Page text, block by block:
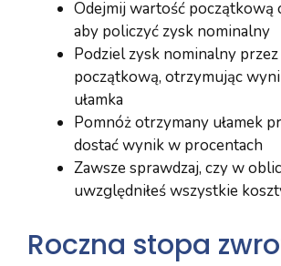
Odejmij wartość początkową
aby policzyć zysk nominalny
Podziel zysk nominalny
początkową, otrzymując
ułamka
Pomnóż otrzymany ułamek
dostać wynik w procentach
Zawsze sprawdzaj, czy w
uwzględniłeś wszystkie
Roczna stopa